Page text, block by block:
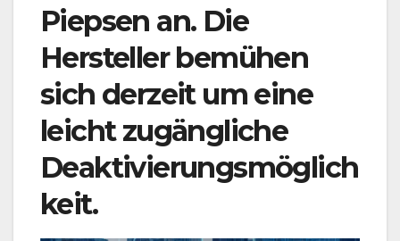
Piepsen an. Die
Hersteller bemühen
sich derzeit um eine
leicht zugängliche
Deaktivierungsmöglich
keit.